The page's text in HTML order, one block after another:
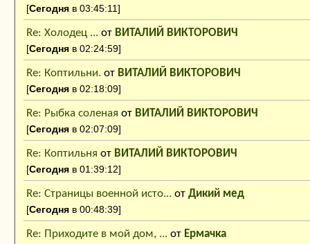
[Сегодня в 03:45:11]
Re: Холодец ... от ВИТАЛИЙ ВИКТОРОВИЧ
[Сегодня в 02:24:59]
Re: Коптильни. от ВИТАЛИЙ ВИКТОРОВИЧ
[Сегодня в 02:18:09]
Re: Рыбка соленая от ВИТАЛИЙ ВИКТОРОВИЧ
[Сегодня в 02:07:09]
Re: Коптильня от ВИТАЛИЙ ВИКТОРОВИЧ
[Сегодня в 01:39:12]
Re: Страницы военной исто... от Дикий мед
[Сегодня в 00:48:39]
Re: Приходите в мой дом, ... от Ермачка